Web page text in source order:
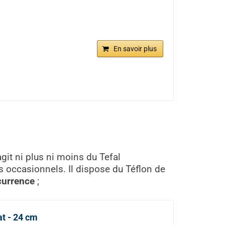
En savoir plus
ni plus ni moins du Tefal
occasionnels. Il dispose du Téflon de
;
- 24 cm